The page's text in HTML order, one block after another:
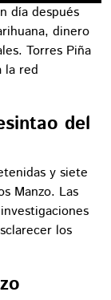
día después
dinero
Torres Piña
la red
del
y siete
Manzo. Las
los